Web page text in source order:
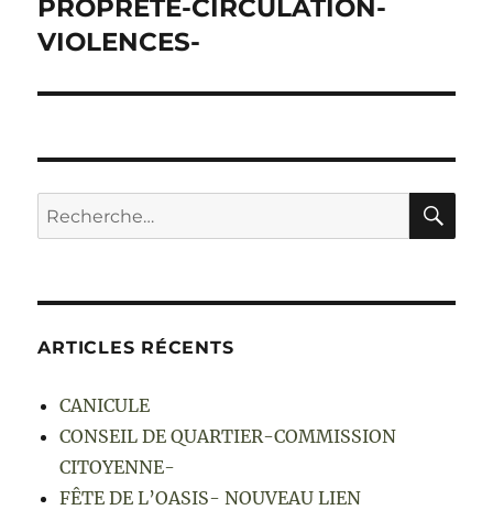
PROPRETÉ-CIRCULATION-
VIOLENCES-
Recherche
pour :
ARTICLES RÉCENTS
CANICULE
CONSEIL DE QUARTIER-COMMISSION
CITOYENNE-
FÊTE DE L’OASIS- NOUVEAU LIEN